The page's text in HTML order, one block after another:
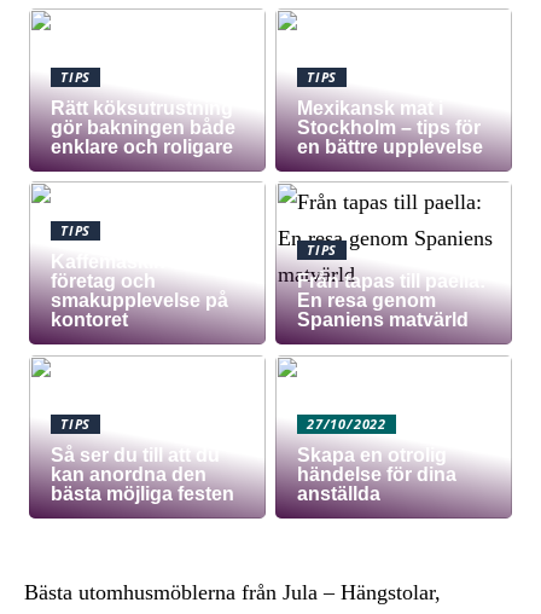
TIPS
Rätt köksutrustning
gör bakningen både
enklare och roligare
TIPS
Mexikansk mat i
Stockholm – tips för
en bättre upplevelse
TIPS
Kaffemaskin för
företag och
smakupplevelse på
kontoret
TIPS
Från tapas till paella:
En resa genom
Spaniens matvärld
TIPS
Så ser du till att du
kan anordna den
bästa möjliga festen
27/10/2022
Skapa en otrolig
händelse för dina
anställda
Bästa utomhusmöblerna från Jula – Hängstolar,